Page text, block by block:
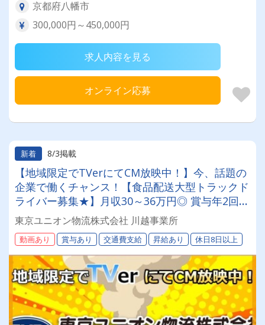
京都府八幡市
300,000円～450,000円
求人内容を見る
オンライン応募
新着 8/3掲載
【地域限定でTVerにてCM放映中！】今、話題の
企業で働くチャンス！【食品配送大型トラックド
ライバー募集★】月収30～36万円◎ 賞与年2回／
昇給有／福利厚生充実／仕事量安定／未経験歓迎
◎【年間休日113日以上】連休もあり◎プライベ
ート充実可◎「安心・安全」で働く。東京ユニオ
ン物流でドライバーライフを送りませんか？
東京ユニオン物流株式会社 川越事業所
動画あり 賞与あり 交通費支給 昇給あり 休日8日以上